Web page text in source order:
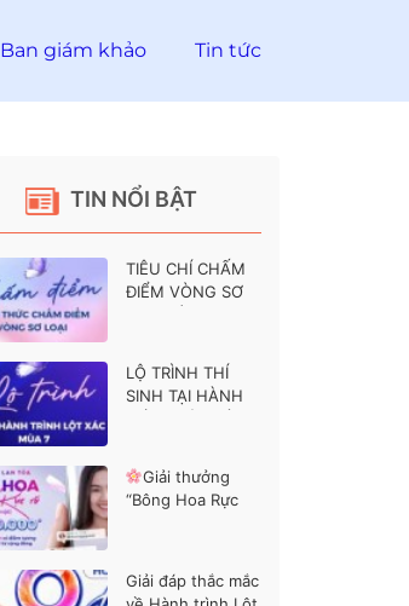
Ban giám khảo Tin tức
TIN NỔI BẬT
TIÊU CHÍ CHẤM
ĐIỂM VÒNG SƠ
LỘ TRÌNH THÍ
SINH TẠI HÀNH
Giải thưởng
“Bông Hoa Rực
Giải đáp thắc mắc